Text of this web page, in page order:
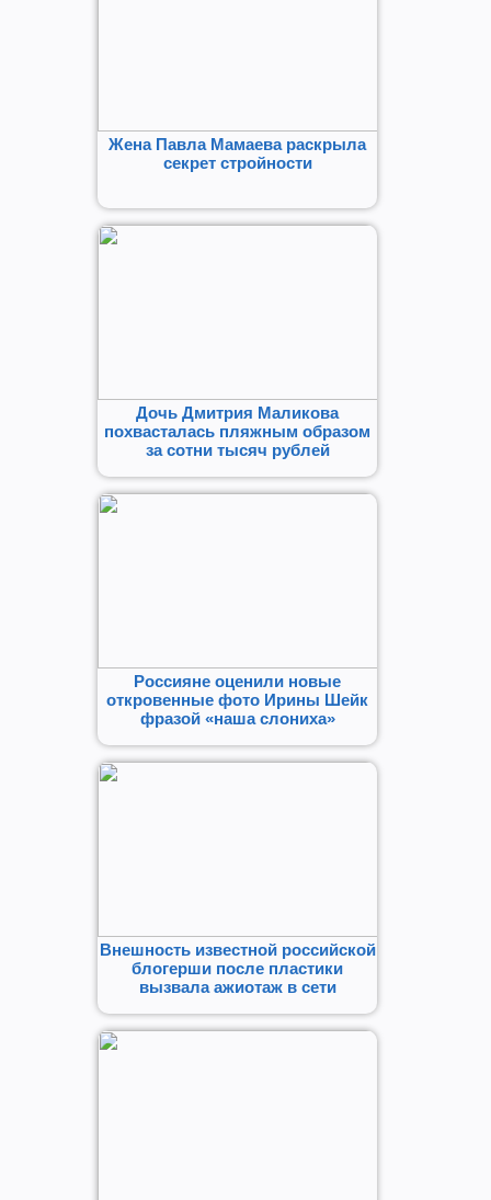
Жена Павла Мамаева раскрыла
секрет стройности
Дочь Дмитрия Маликова
похвасталась пляжным образом
за сотни тысяч рублей
Россияне оценили новые
откровенные фото Ирины Шейк
фразой «наша слониха»
Внешность известной российской
блогерши после пластики
вызвала ажиотаж в сети